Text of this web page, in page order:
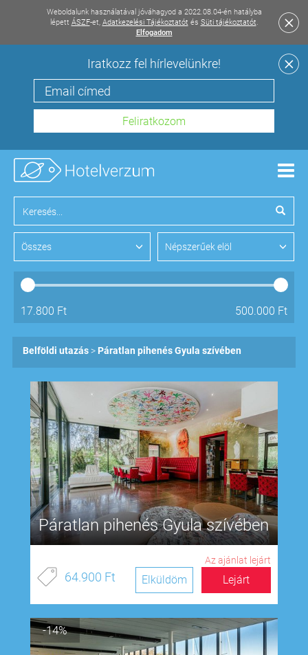
Weboldalunk használatával jóváhagyod a 2022.08.04-én hatályba
lépett ÁSZF-et, Adatkezelési Tájékoztatót és Süti tájékoztatót.
Elfogadom
Iratkozz fel hírlevelünkre!
Összes Népszerűek elöl
17.800 Ft 500.000 Ft
Belföldi utazás Páratlan pihenés Gyula szívében
Páratlan pihenés Gyula szívében
Az ajánlat lejárt
64.900 Ft Lejárt
Elküldöm
-14%